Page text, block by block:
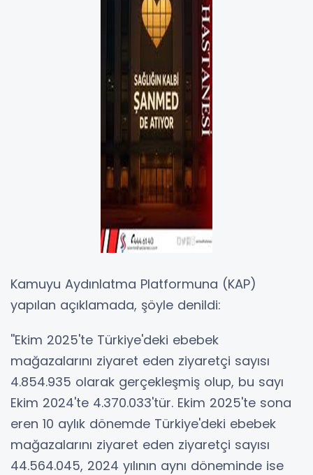
Kamuyu Aydınlatma Platformuna (KAP)
yapılan açıklamada, şöyle denildi:
''Ekim 2025'te Türkiye'deki ebebek
mağazalarını ziyaret eden ziyaretçi sayısı
4.854.935 olarak gerçekleşmiş olup, bu sayı
Ekim 2024'te 4.370.033'tür. Ekim 2025'te sona
eren 10 aylık dönemde Türkiye'deki ebebek
mağazalarını ziyaret eden ziyaretçi sayısı
44.564.045, 2024 yılının aynı döneminde ise